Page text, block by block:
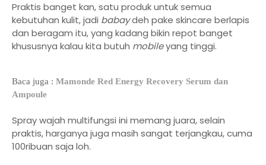
Praktis banget kan, satu produk untuk semua
kebutuhan kulit, jadi babaydeh pake skincare berlapis
dan beragam itu, yang kadang bikin repot banget
khususnya kalau kita butuh mobileyang tinggi.
Baca juga : Mamonde Red Energy Recovery Serum dan
Ampoule
Spray wajah multifungsi ini memang juara, selain
praktis, harganya juga masih sangat terjangkau, cuma
100ribuan saja loh.